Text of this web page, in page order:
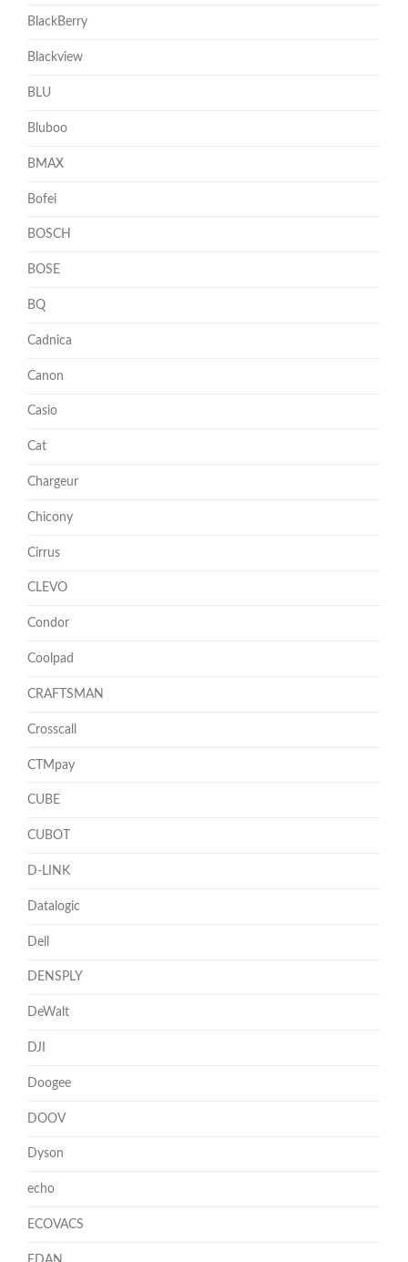
BlackBerry
Blackview
BLU
Bluboo
BMAX
Bofei
BOSCH
BOSE
BQ
Cadnica
Canon
Casio
Cat
Chargeur
Chicony
Cirrus
CLEVO
Condor
Coolpad
CRAFTSMAN
Crosscall
CTMpay
CUBE
CUBOT
D-LINK
Datalogic
Dell
DENSPLY
DeWalt
DJI
Doogee
DOOV
Dyson
echo
ECOVACS